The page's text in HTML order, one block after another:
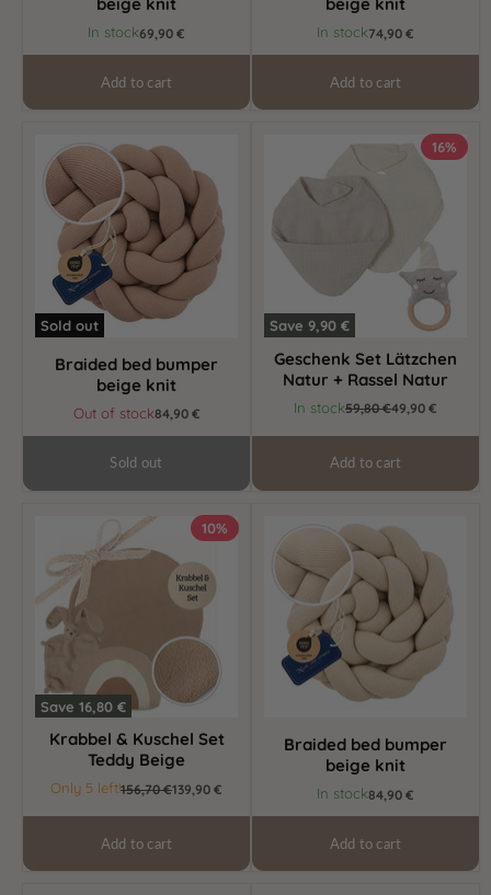
beige knit
In stock69,90 €
Add to cart
beige knit
In stock74,90 €
Add to cart
Sold out
Braided
bed
bumper
beige
knit
Braided bed bumper
beige knit
Out of stock84,90 €
Sold out
16%
Save 9,90 €
Lätzchen
Natur
Rassel
Natur
Geschenk Set Lätzchen
Natur + Rassel Natur
In stockOriginal
59,80 €Current
price
49,90 €
Add to cart
10%
Save16,80 €
Kuschel
Set
Teddy
Beige
Krabbel & Kuschel Set
Teddy Beige
Only 5 left!Original
156,70 €Current
price
139,90 €
Add to cart
bed
bumper
beige
knit
Braided bed bumper
beige knit
In stock84,90 €
Add to cart